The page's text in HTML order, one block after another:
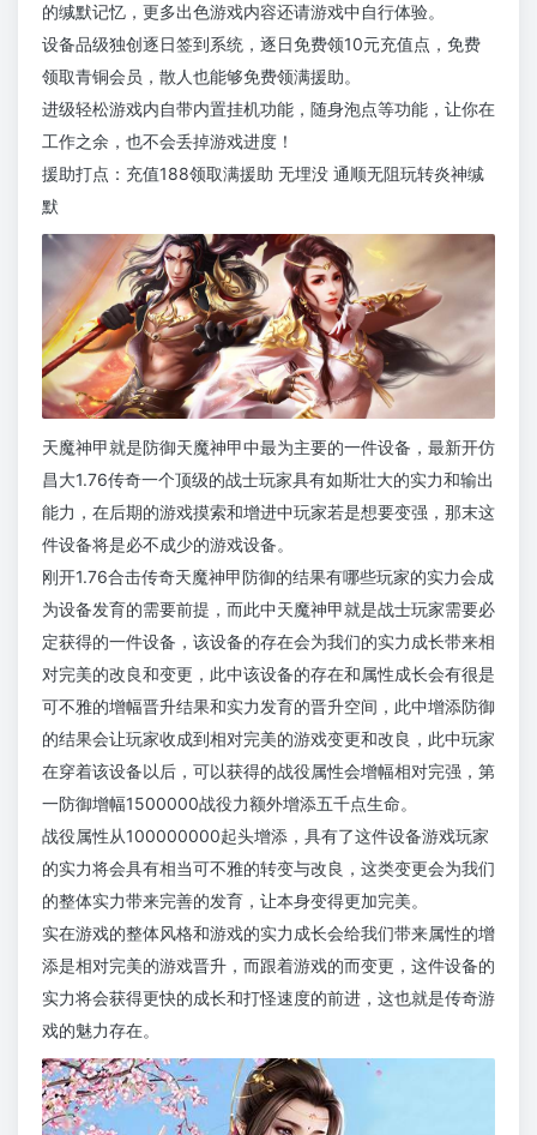
的缄默记忆，更多出色游戏内容还请游戏中自行体验。
设备品级独创逐日签到系统，逐日免费领10元充值点，免费
领取青铜会员，散人也能够免费领满援助。
进级轻松游戏内自带内置挂机功能，随身泡点等功能，让你在
工作之余，也不会丢掉游戏进度！
援助打点：充值188领取满援助 无埋没 通顺无阻玩转炎神缄
默
天魔神甲就是防御天魔神甲中最为主要的一件设备，最新开仿
昌大1.76传奇一个顶级的战士玩家具有如斯壮大的实力和输出
能力，在后期的游戏摸索和增进中玩家若是想要变强，那末这
件设备将是必不成少的游戏设备。
刚开1.76合击传奇天魔神甲防御的结果有哪些玩家的实力会成
为设备发育的需要前提，而此中天魔神甲就是战士玩家需要必
定获得的一件设备，该设备的存在会为我们的实力成长带来相
对完美的改良和变更，此中该设备的存在和属性成长会有很是
可不雅的增幅晋升结果和实力发育的晋升空间，此中增添防御
的结果会让玩家收成到相对完美的游戏变更和改良，此中玩家
在穿着该设备以后，可以获得的战役属性会增幅相对完强，第
一防御增幅1500000战役力额外增添五千点生命。
战役属性从100000000起头增添，具有了这件设备游戏玩家
的实力将会具有相当可不雅的转变与改良，这类变更会为我们
的整体实力带来完善的发育，让本身变得更加完美。
实在游戏的整体风格和游戏的实力成长会给我们带来属性的增
添是相对完美的游戏晋升，而跟着游戏的而变更，这件设备的
实力将会获得更快的成长和打怪速度的前进，这也就是传奇游
戏的魅力存在。